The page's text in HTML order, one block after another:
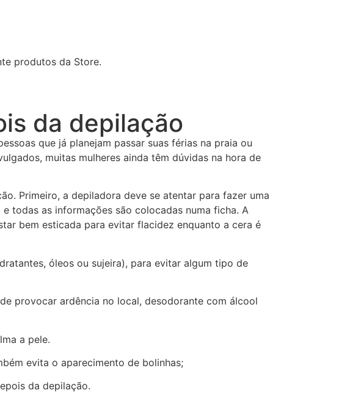
produtos da Store.
da depilação
que já planejam passar suas férias na praia ou
muitas mulheres ainda têm dúvidas na hora de
Primeiro, a depiladora deve se atentar para fazer uma
todas as informações são colocadas numa ficha. A
bem esticada para evitar flacidez enquanto a cera é
óleos ou sujeira), para evitar algum tipo de
provocar ardência no local, desodorante com álcool
a pele.
evita o aparecimento de bolinhas;
da depilação.